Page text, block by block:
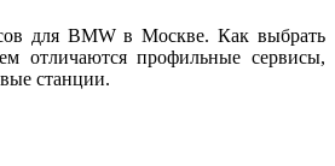
для BMW в Москве. Как выбрать
отличаются профильные сервисы,
станции.